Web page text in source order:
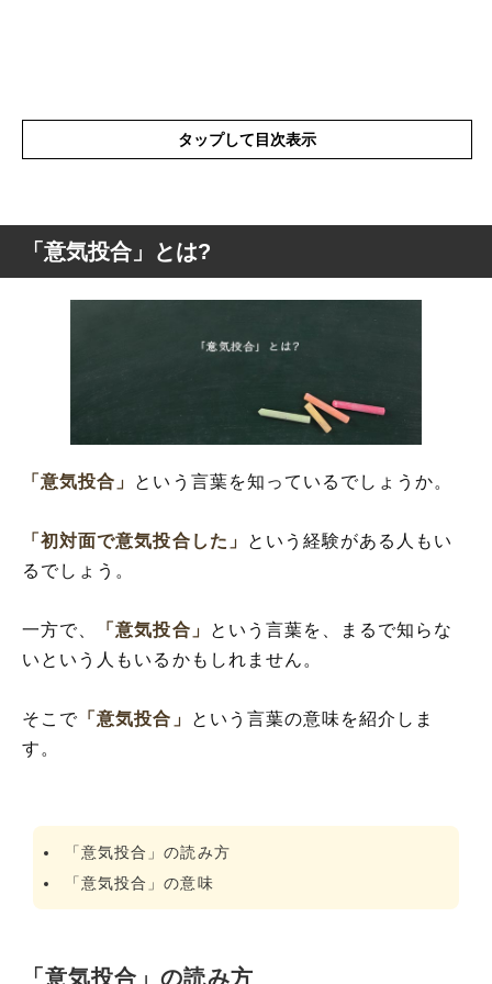
タップして目次表示
「意気投合」とは?
「意気投合」を使った例文や短文など
「意気投合」の類語や類義語・言い換え
「意気投合」とは?
「意気投合」 という言葉を知っているでしょうか。
「初対面で意気投合した」
という経験がある人もい
るでしょう。
一方で、 「意気投合」
という言葉を、まるで知らな
いという人もいるかもしれません。
そこで 「意気投合」
という言葉の意味を紹介しま
す。
「意気投合」の読み方
「意気投合」の意味
「意気投合」の読み方